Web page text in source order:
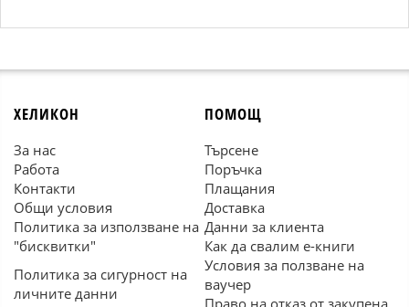
ХЕЛИКОН
За нас
Работа
Контакти
Общи условия
Политика за използване на
"бисквитки"
Политика за сигурност на
личните данни
ПОМОЩ
Търсене
Поръчка
Плащания
Доставка
Данни за клиента
Как да свалим е-книги
Условия за ползване на
ваучер
Право на отказ от закупена